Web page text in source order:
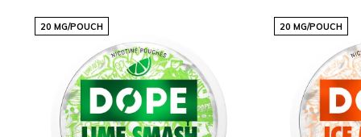
Afmeting:
Bestel nu en ervaar de KRATOS
sensatie
20 MG/POUCH 20 MG/POUCH